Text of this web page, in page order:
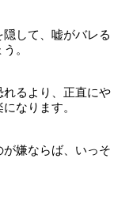
して、嘘がバレる
。
るより、正直にや
なります。
嫌ならば、いっそ